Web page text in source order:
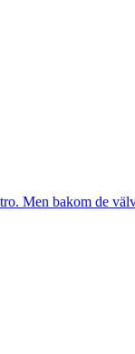
Men bakom de